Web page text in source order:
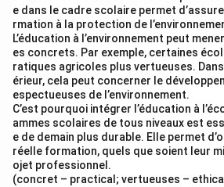
e dans le cadre scolaire permet
rmation à la protection de
L’éducation à l’environnement peut
es concrets. Par exemple, certaines
ratiques agricoles plus vertueuses. Dans
érieur, cela peut concerner le
espectueuses de l’environnement.
C’est pourquoi intégrer l’éducation à
ammes scolaires de tous niveaux est
e de demain plus durable. Elle permet
réelle formation, quels que soient leur
ojet professionnel.
(concret – practical; vertueuses –